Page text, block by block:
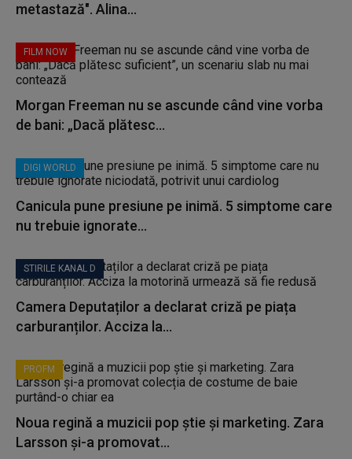
metastază". Alina...
FILM NOW
Morgan Freeman nu se ascunde când vine vorba
de bani: „Dacă plătesc...
DIGI WORLD
Canicula pune presiune pe inimă. 5 simptome care
nu trebuie ignorate...
STIRILE KANAL D
Camera Deputaților a declarat criză pe piața
carburanților. Acciza la...
PROFM
Noua regină a muzicii pop știe și marketing. Zara
Larsson și-a promovat...